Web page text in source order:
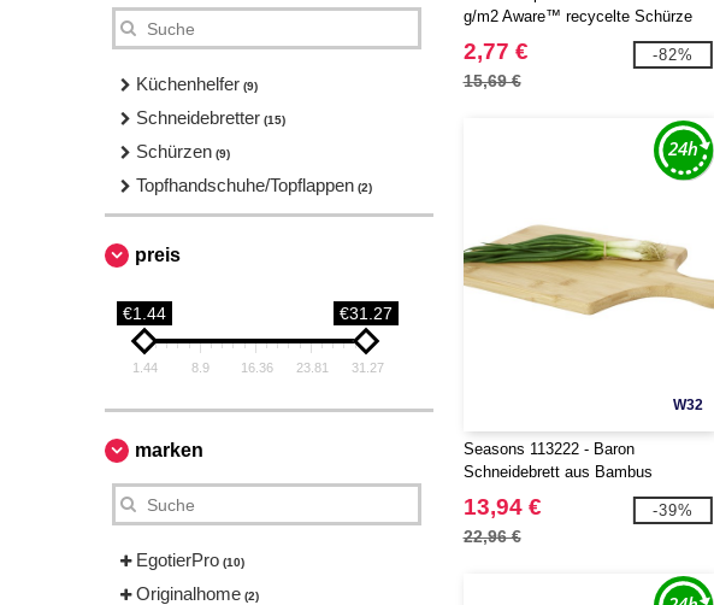
Küchenhelfer (9)
Schneidebretter (15)
Schürzen (9)
Topfhandschuhe/Topflappen (2)
preis
€1.44 €31.27
1.44 8.9 16.36 23.81 31.27
marken
EgotierPro (10)
Originalhome (2)
g/m2 Aware™ recycelte Schürze
2,77 €
15,69 €
-82%
W32
Seasons 113222 - Baron
Schneidebrett aus Bambus
13,94 €
22,96 €
-39%